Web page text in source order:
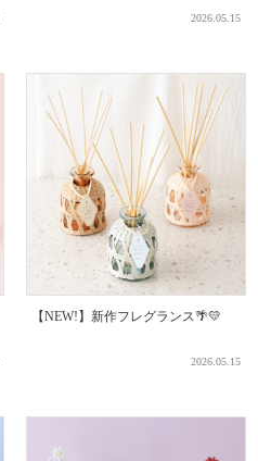
2026.05.15
【NEW!】新作フレグランス🌴💛
2026.05.15